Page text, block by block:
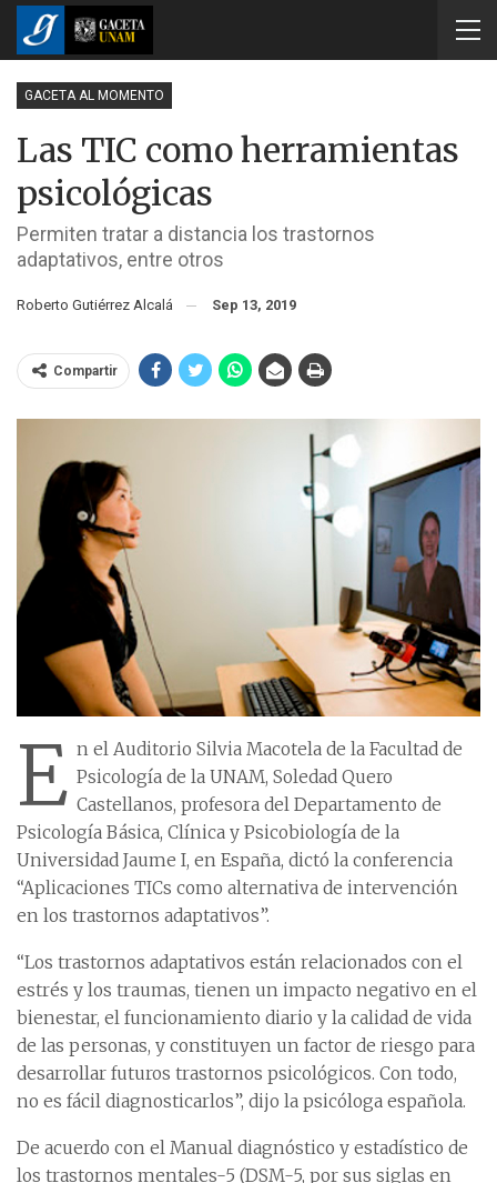
GACETA AL MOMENTO
Las TIC como herramientas
psicológicas
Permiten tratar a distancia los trastornos
adaptativos, entre otros
Roberto Gutiérrez Alcalá Sep 13, 2019
Compartir
E n el Auditorio Silvia Macotela de la Facultad de
Psicología de la UNAM, Soledad Quero
Castellanos, profesora del Departamento de
Psicología Básica, Clínica y Psicobiología de la
Universidad Jaume I, en España, dictó la conferencia
“Aplicaciones TICs como alternativa de intervención
en los trastornos adaptativos”.
“Los trastornos adaptativos están relacionados con el
estrés y los traumas, tienen un impacto negativo en el
bienestar, el funcionamiento diario y la calidad de vida
de las personas, y constituyen un factor de riesgo para
desarrollar futuros trastornos psicológicos. Con todo,
no es fácil diagnosticarlos”, dijo la psicóloga española.
De acuerdo con el Manual diagnóstico y estadístico de
los trastornos mentales-5 (DSM-5, por sus siglas en